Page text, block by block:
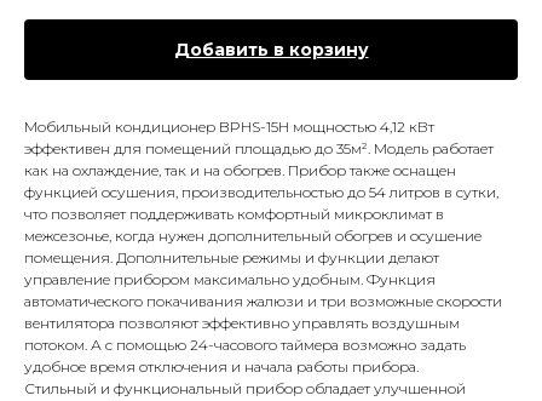
Добавить в корзину
Мобильный кондиционер BPHS-15H мощностью 4,12 кВт
эффективен для помещений площадью до 35м². Модель работает
как на охлаждение, так и на обогрев. Прибор также оснащен
функцией осушения, производительностью до 54 литров в сутки,
что позволяет поддерживать комфортный микроклимат в
межсезонье, когда нужен дополнительный обогрев и осушение
помещения. Дополнительные режимы и функции делают
управление прибором максимально удобным. Функция
автоматического покачивания жалюзи и три возможные скорости
вентилятора позволяют эффективно управлять воздушным
потоком. А с помощью 24-часового таймера возможно задать
удобное время отключения и начала работы прибора.
Стильный и функциональный прибор обладает улучшенной